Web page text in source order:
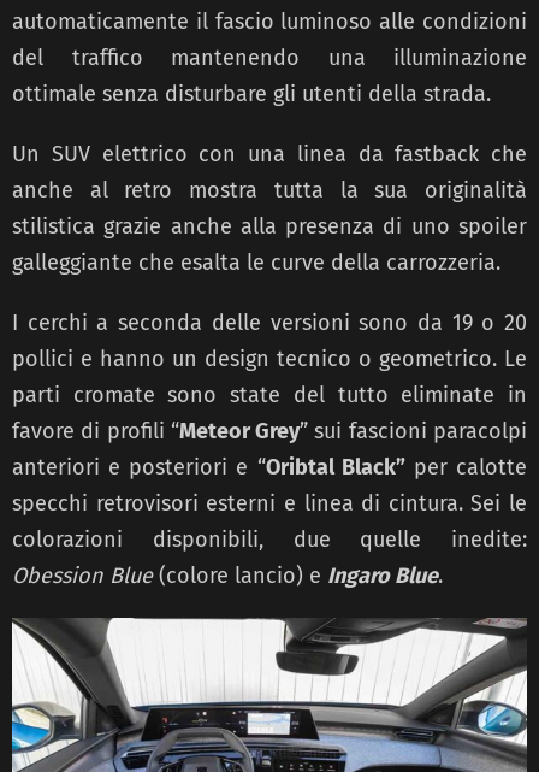
automaticamente il fascio luminoso alle condizioni
del traffico mantenendo una illuminazione
ottimale senza disturbare gli utenti della strada.
Un SUV elettrico con una linea da fastback che
anche al retro mostra tutta la sua originalità
stilistica grazie anche alla presenza di uno spoiler
galleggiante che esalta le curve della carrozzeria.
I cerchi a seconda delle versioni sono da 19 o 20
pollici e hanno un design tecnico o geometrico. Le
parti cromate sono state del tutto eliminate in
favore di profili “Meteor Grey” sui fascioni paracolpi
anteriori e posteriori e “Oribtal Black”per calotte
specchi retrovisori esterni e linea di cintura. Sei le
colorazioni disponibili, due quelle inedite:
Obession Blue(colore lancio) e Ingaro Blue.